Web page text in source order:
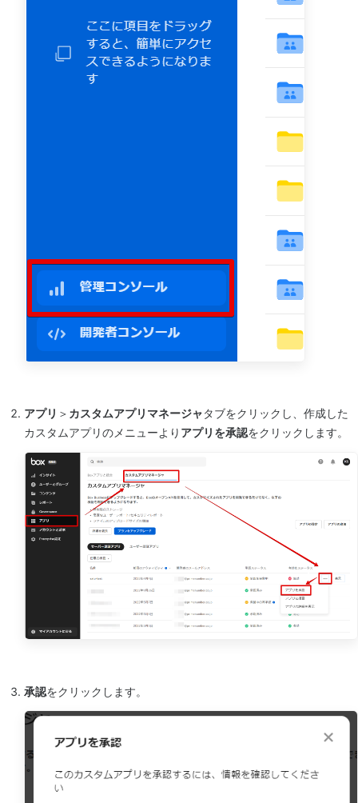
アプリ ＞ カスタムアプリマネージャタブをクリックし、作成した
カスタムアプリのメニューより アプリを承認をクリックします。
承認をクリックします。